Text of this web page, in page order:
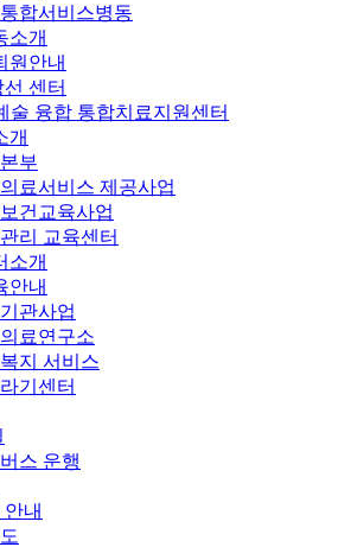
합서비스병동
소개
원안내
센터
술 융합 통합치료지원센터
개
부
료서비스 제공사업
건교육사업
리 교육센터
소개
안내
관사업
료연구소
지 서비스
기센터
스 운행
내